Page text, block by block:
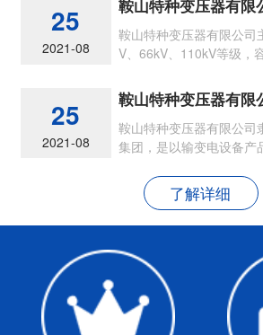
25
2021-08
鞍山特种变压器有限
鞍山特种变压器有限公司
V、66kV、110kV等级，
25
2021-08
鞍山特种变压器有限
鞍山特种变压器有限公司
集团，是以输变电设备产
了解详细